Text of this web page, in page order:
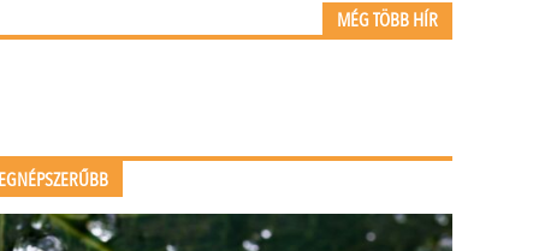
MÉG TÖBB HÍR